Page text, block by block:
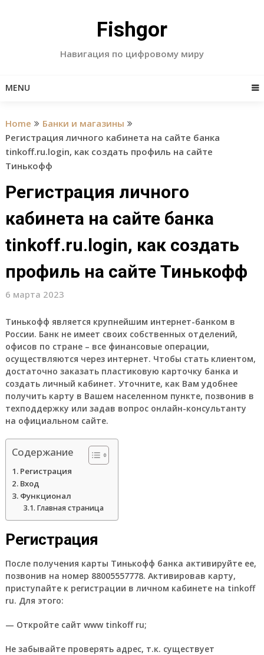
Fishgor
Навигация по цифровому миру
MENU
Home
Банки и магазины
Регистрация личного кабинета на сайте банка
tinkoff.ru.login, как создать профиль на сайте
Тинькофф
Регистрация личного
кабинета на сайте банка
tinkoff.ru.login, как создать
профиль на сайте Тинькофф
6 марта 2023
Тинькофф является крупнейшим интернет-банком в
России. Банк не имеет своих собственных отделений,
офисов по стране – все финансовые операции,
осуществляются через интернет. Чтобы стать клиентом,
достаточно заказать пластиковую карточку банка и
создать личный кабинет. Уточните, как Вам удобнее
получить карту в Вашем населенном пункте, позвонив в
техподдержку или задав вопрос онлайн-консультанту
на официальном сайте.
Содержание
Регистрация
Вход
Функционал
Главная страница
Регистрация
После получения карты Тинькофф банка активируйте ее,
позвонив на номер 88005557778. Активировав карту,
приступайте к регистрации в личном кабинете на tinkoff
ru. Для этого:
— Откройте сайт www tinkoff ru;
Не забывайте проверять адрес, т.к. существует